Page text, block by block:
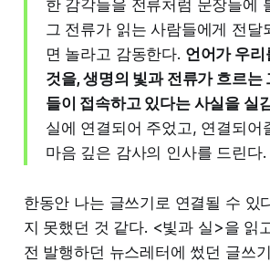
한 감각들을 전류처럼 문장들에
그 전류가 읽는 사람들에게 전달
면 놀라고 감동한다. 언어가 우
것을, 생명의 빛과 전류가 흐르는
들이 접속하고 있다는 사실을 실
실에 연결되어 주었고, 연결되어
마음 깊은 감사의 인사를 드린다.
한동안 나는 글쓰기로 연결될 수 있
지 못했던 것 같다. <빛과 실>을 읽
전 발행하던 뉴스레터에 썼던 글쓰